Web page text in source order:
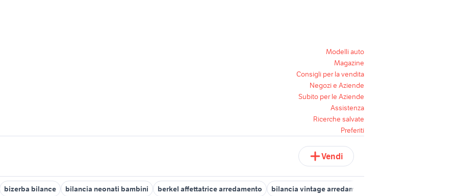
Modelli auto
Magazine
Consigli per la vendita
Negozi e Aziende
Subito per le Aziende
Assistenza
Ricerche salvate
Preferiti
Vendi
bizerba bilance bilancia neonati bambini berkel affettatrice arredamento bilancia vintage arredamento